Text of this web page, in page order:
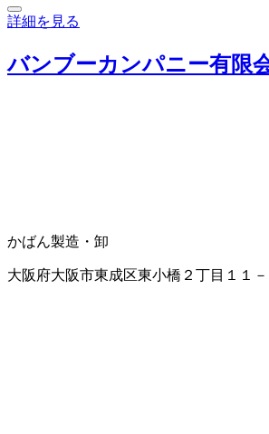
詳細を見る
バンブーカンパニー有限
かばん製造・卸
大阪府大阪市東成区東小橋２丁目１１－